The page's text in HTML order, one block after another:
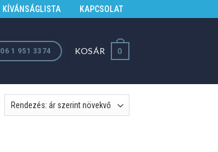
KÍVÁNSÁGLISTA KAPCSOLAT
06 1 951 3374 KOSÁR 0